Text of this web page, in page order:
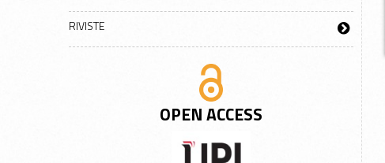
RIVISTE
OPEN ACCESS